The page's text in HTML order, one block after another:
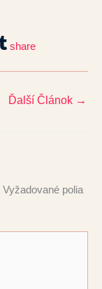
share
Ďalší Článok →
Vyžadované polia